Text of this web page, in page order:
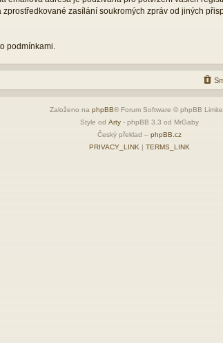
zasílání soukromých zpráv od jiných
podmínkami.
Založeno na phpBB® Forum Software © phpBB
Style od Arty - phpBB 3.3 od MrGaby
Český překlad – phpBB.cz
PRIVACY_LINK | TERMS_LINK